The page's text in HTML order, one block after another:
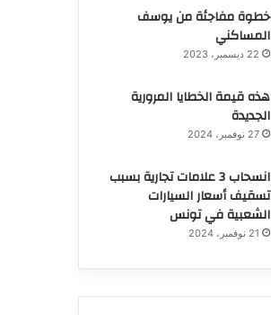
خطوة مفاجئة من يوسف
المساكني
22 ديسمبر، 2023
هذه قيمة الخطايا المرورية
الجديدة
27 نوفمبر، 2024
انسحاب 3 علامات تجارية بسبب
تسقيف أسعار السيارات
الشعبية في تونس
21 نوفمبر، 2024